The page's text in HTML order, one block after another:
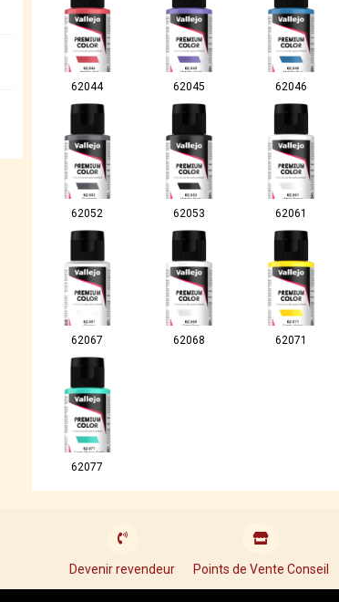
62044 62045 62046
62052 62053 62061
62067 62068 62071
62077
Devenir revendeur Points de Vente Conseil